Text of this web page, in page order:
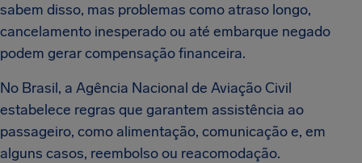
sabem disso, mas problemas como atraso longo,
cancelamento inesperado ou até embarque negado
podem gerar compensação financeira.
No Brasil, a Agência Nacional de Aviação Civil
estabelece regras que garantem assistência ao
passageiro, como alimentação, comunicação e, em
alguns casos, reembolso ou reacomodação.